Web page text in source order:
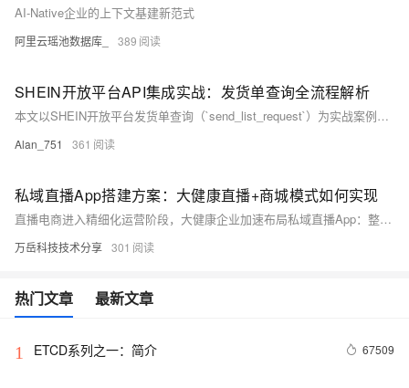
AI-Native企业的上下文基建新范式
阿里云瑶池数据库_ 389
SHEIN开放平台API集成实战：发货单查询全流程解析
本文以SHEIN开放平台发货单查询（`send_list_request`）为实战案例，详解签名生成、请求构建、异常处理与数据持久化全流程，助开发者将理论规范快速落地为稳定可用的业务集成方案。（239字）
Alan_751 361
私域直播App搭建方案：大健康直播+商城模式如何实现
直播电商进入精细化运营阶段，大健康企业加速布局私域直播App：整合直播、商城、会员、健康档案与AI服务，实现用户沉淀、长期复购与数据化运营，构建“内容+服务+交易”闭环。（239字）
万岳科技技术分享 301
热门文章 最新文章
1 ETCD系列之一：简介 67509